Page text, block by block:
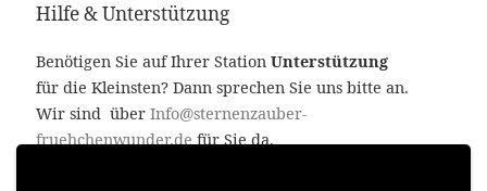
Hilfe & Unterstützung
Benötigen Sie auf Ihrer Station Unterstützung
für die Kleinsten? Dann sprechen Sie uns bitte an.
Wir sind über Info@sternenzauber-
fruehchenwunder.de für Sie da.